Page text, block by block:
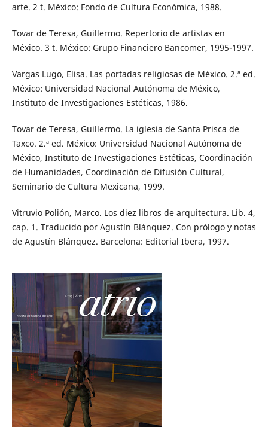
arte. 2 t. México: Fondo de Cultura Económica, 1988.
Tovar de Teresa, Guillermo. Repertorio de artistas en
México. 3 t. México: Grupo Financiero Bancomer, 1995-1997.
Vargas Lugo, Elisa. Las portadas religiosas de México. 2.ª ed.
México: Universidad Nacional Autónoma de México,
Instituto de Investigaciones Estéticas, 1986.
Tovar de Teresa, Guillermo. La iglesia de Santa Prisca de
Taxco. 2.ª ed. México: Universidad Nacional Autónoma de
México, Instituto de Investigaciones Estéticas, Coordinación
de Humanidades, Coordinación de Difusión Cultural,
Seminario de Cultura Mexicana, 1999.
Vitruvio Polión, Marco. Los diez libros de arquitectura. Lib. 4,
cap. 1. Traducido por Agustín Blánquez. Con prólogo y notas
de Agustín Blánquez. Barcelona: Editorial Ibera, 1997.